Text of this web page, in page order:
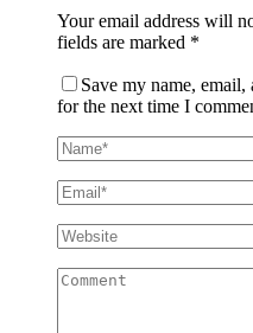
Your email address will
fields are marked *
Save my name,
for the next time I